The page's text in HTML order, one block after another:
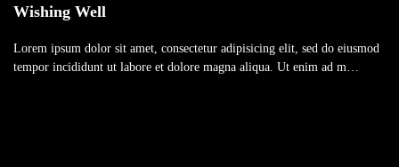
Wishing Well
Lorem ipsum dolor sit amet, consectetur adipisicing elit, sed do eiusmod
tempor incididunt ut labore et dolore magna aliqua. Ut enim ad m…